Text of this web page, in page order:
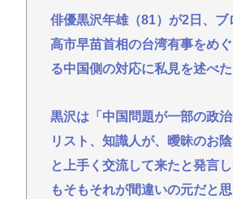
ン売ったりTikTokライブしてて
しなかった」←コレってさ…
日産e-power、無給油で1980km
【熱波】ドイツ、暑すぎて１ヶ
この映画は観なくていいって作
近場で「天の川」見れる場所教
俳優黒沢年雄（81）が2日、ブ
高市早苗首相の台湾有事をめ
る中国側の対応に私見を述べた
黒沢は「中国問題が一部の政
リスト、知識人が、曖昧のお
と上手く交流して来たと発言
もそもそれが間違いの元だと